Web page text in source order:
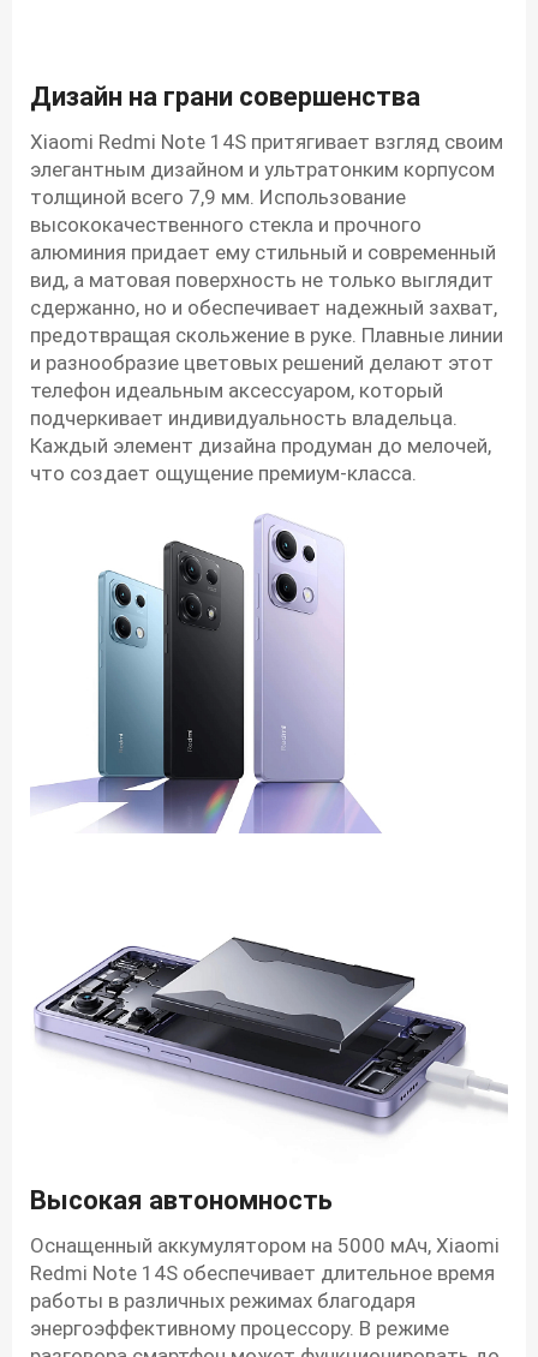
Дизайн на грани совершенства
Xiaomi Redmi Note 14S притягивает взгляд своим
элегантным дизайном и ультратонким корпусом
толщиной всего 7,9 мм. Использование
высококачественного стекла и прочного
алюминия придает ему стильный и современный
вид, а матовая поверхность не только выглядит
сдержанно, но и обеспечивает надежный захват,
предотвращая скольжение в руке. Плавные линии
и разнообразие цветовых решений делают этот
телефон идеальным аксессуаром, который
подчеркивает индивидуальность владельца.
Каждый элемент дизайна продуман до мелочей,
что создает ощущение премиум-класса.
Высокая автономность
Оснащенный аккумулятором на 5000 мАч, Xiaomi
Redmi Note 14S обеспечивает длительное время
работы в различных режимах благодаря
энергоэффективному процессору. В режиме